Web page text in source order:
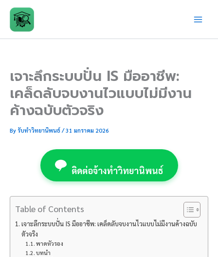
content
เจาะลึกระบบปั่น IS มืออาชีพ:
เคล็ดลับจบงานไวแบบไม่มีงาน
ค้างฉบับตัวจริง
Byรับทำวิทยานิพนธ์/31 มกราคม 2026
ติดต่อจ้างทำวิทยานิพนธ์
Table of Contents
เจาะลึกระบบปั่น IS มืออาชีพ: เคล็ดลับจบงานไวแบบไม่มีงานค้างฉบับ
ตัวจริง
พาดหัวรอง
บทนำ